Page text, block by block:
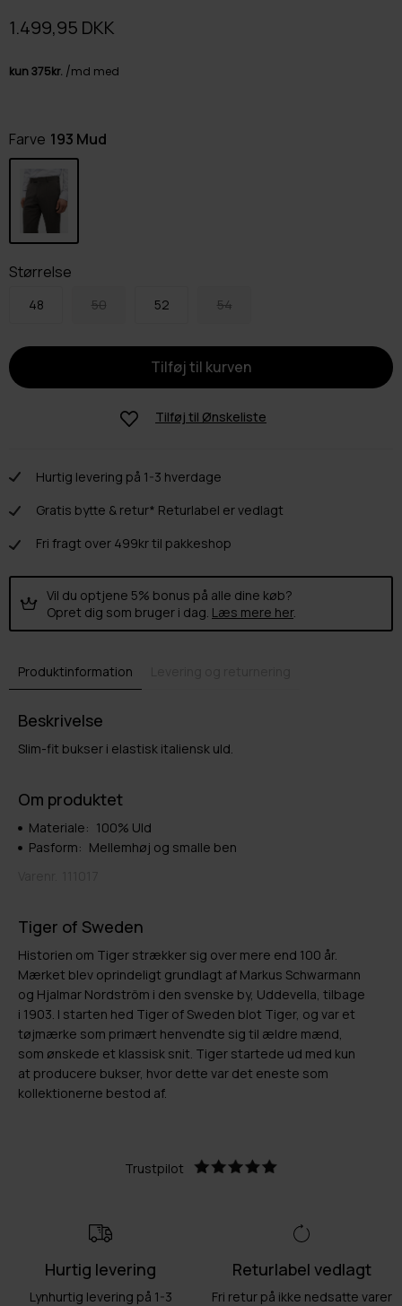
1.499,95 DKK
Farve 193 Mud
Størrelse
48 50 52 54
Tilføj til Ønskeliste
Hurtig levering på 1-3 hverdage
Gratis bytte & retur* Returlabel er vedlagt
Fri fragt over 499kr til pakkeshop
Vil du optjene 5% bonus på alle dine køb?
Opret dig som bruger i dag. Læs mere her.
Produktinformation
Beskrivelse
Slim-fit bukser i elastisk italiensk uld.
Om produktet
Materiale: 100% Uld
Pasform: Mellemhøj og smalle ben
Tiger of Sweden
Historien om Tiger strækker sig over mere end 100 år.
Mærket blev oprindeligt grundlagt af Markus Schwarmann
og Hjalmar Nordström i den svenske by, Uddevella, tilbage
i 1903. I starten hed Tiger of Sweden blot Tiger, og var et
tøjmærke som primært henvendte sig til ældre mænd,
som ønskede et klassisk snit. Tiger startede ud med kun
at producere bukser, hvor dette var det eneste som
kollektionerne bestod af.
Trustpilot
Hurtig levering
Lynhurtig levering på 1-3
Returlabel vedlagt
Fri retur på ikke nedsatte varer